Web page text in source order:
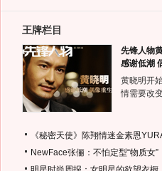
王牌栏目
先锋人物
感谢低潮
黄晓明开
情需要改
《秘密天使》陈翔情迷金素恩
NewFace张俪：不怕定型“物质女”